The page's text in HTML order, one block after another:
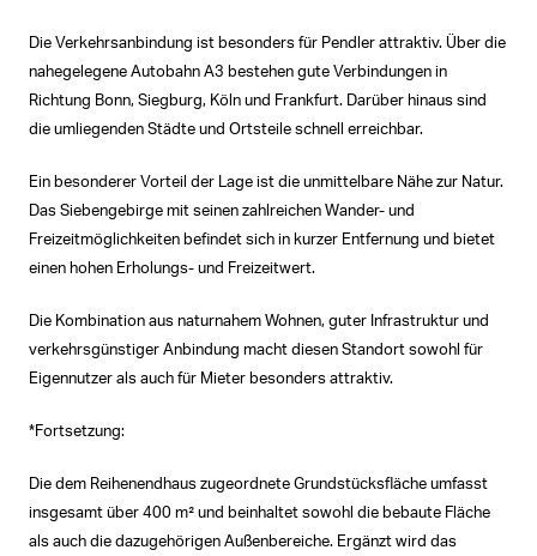
Die Verkehrsanbindung ist besonders für Pendler attraktiv. Über die
nahegelegene Autobahn A3 bestehen gute Verbindungen in
Richtung Bonn, Siegburg, Köln und Frankfurt. Darüber hinaus sind
die umliegenden Städte und Ortsteile schnell erreichbar.
Ein besonderer Vorteil der Lage ist die unmittelbare Nähe zur Natur.
Das Siebengebirge mit seinen zahlreichen Wander- und
Freizeitmöglichkeiten befindet sich in kurzer Entfernung und bietet
einen hohen Erholungs- und Freizeitwert.
Die Kombination aus naturnahem Wohnen, guter Infrastruktur und
verkehrsgünstiger Anbindung macht diesen Standort sowohl für
Eigennutzer als auch für Mieter besonders attraktiv.
*Fortsetzung:
Die dem Reihenendhaus zugeordnete Grundstücksfläche umfasst
insgesamt über 400 m² und beinhaltet sowohl die bebaute Fläche
als auch die dazugehörigen Außenbereiche. Ergänzt wird das